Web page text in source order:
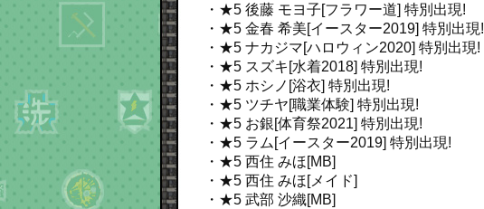
・★5 後藤 モヨ子[フラワー道] 特別出現!
・★5 金春 希美[イースター2019] 特別出現!
・★5 ナカジマ[ハロウィン2020] 特別出現!
・★5 スズキ[水着2018] 特別出現!
・★5 ホシノ[浴衣] 特別出現!
・★5 ツチヤ[職業体験] 特別出現!
・★5 お銀[体育祭2021] 特別出現!
・★5 ラム[イースター2019] 特別出現!
・★5 西住 みほ[MB]
・★5 西住 みほ[メイド]
・★5 武部 沙織[MB]